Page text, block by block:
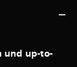
und up-to-